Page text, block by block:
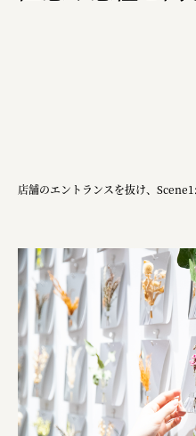
店舗のエントランスを抜け、